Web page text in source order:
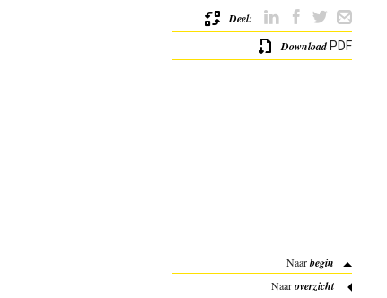
Deel:
DownloadPDF
Naarbegin
Naaroverzicht